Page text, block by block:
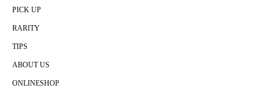
PICK UP
RARITY
TIPS
ABOUT US
ONLINESHOP